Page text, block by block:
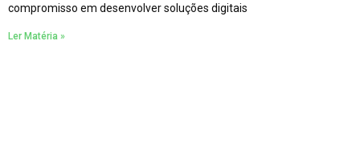
compromisso em desenvolver soluções digitais
Ler Matéria »